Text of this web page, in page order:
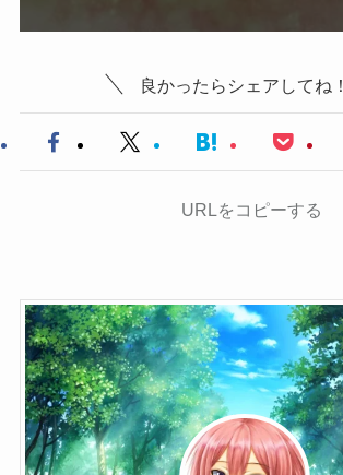
良かったらシェアしてね！
URLをコピーする